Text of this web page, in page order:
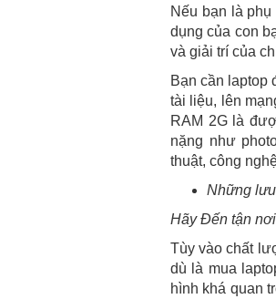
Nếu bạn là
dụng của con
và giải trí của
Bạn cần laptop
tài liệu, lên
RAM 2G là
nặng như
thuật, công
Những
Hãy Đến tận
Tùy vào chất
dù là mua
hình khá quan